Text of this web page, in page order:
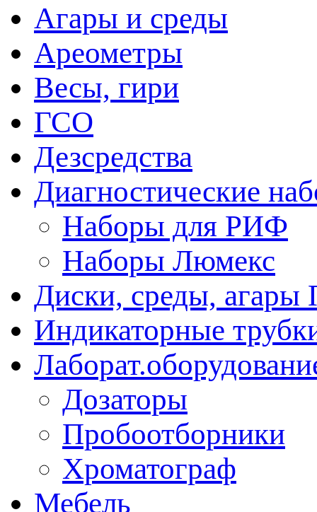
Агары и среды
Ареометры
Весы, гири
ГСО
Дезсредства
Диагностические
Наборы для РИФ
Наборы Люмекс
Диски, среды, агары
Индикаторные
Дозаторы
Пробоотборники
Хроматограф
Мебель